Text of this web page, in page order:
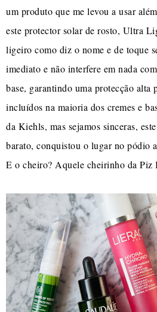
um produto que me levou a usar
este protector solar de rosto, Ultra
ligeiro como diz o nome e de toque
imediato e não interfere em nada
base, garantindo uma protecção alta
incluídos na maioria dos cremes e
da Kiehls, mas sejamos sinceras,
barato, conquistou o lugar no pódio
E o cheiro? Aquele cheirinho da